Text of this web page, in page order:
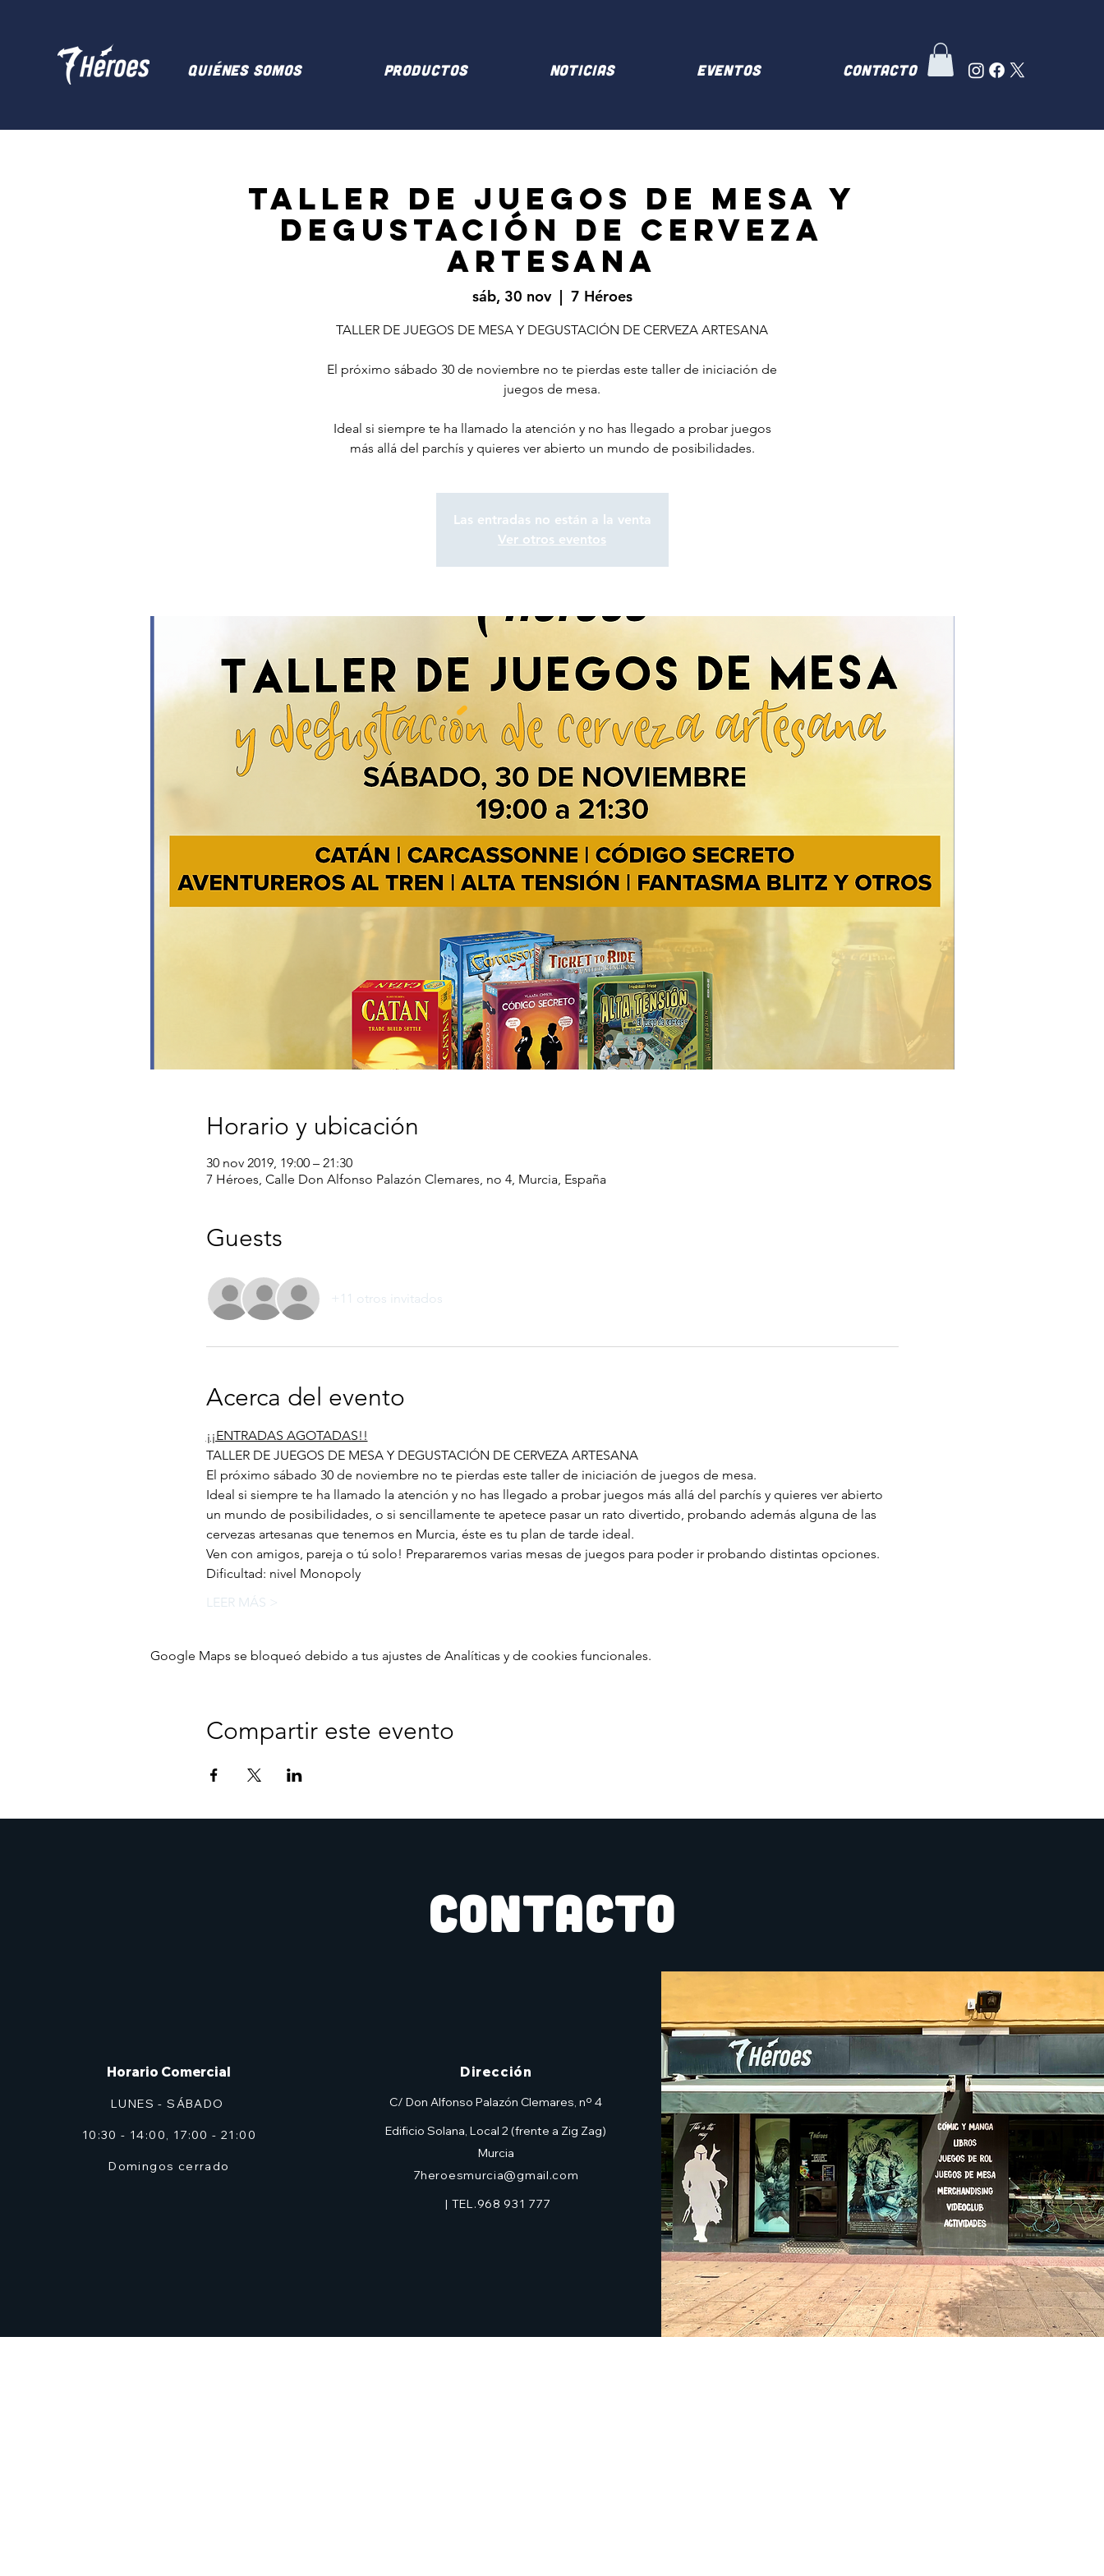
Quiénes somos PRODUCTOS NOTICIAS EVENTOS Contacto
TALLER DE JUEGOS DE MESA Y
DEGUSTACIÓN DE CERVEZA
ARTESANA
sáb, 30 nov
  |
7 Héroes
TALLER DE JUEGOS DE MESA Y DEGUSTACIÓN DE CERVEZA ARTESANA
El próximo sábado 30 de noviembre no te pierdas este taller de iniciación de
juegos de mesa.
Ideal si siempre te ha llamado la atención y no has llegado a probar juegos
más allá del parchís y quieres ver abierto un mundo de posibilidades.
Las entradas no están a la venta
Ver otros eventos
Horario y ubicación
30 nov 2019, 19:00 – 21:30
7 Héroes, Calle Don Alfonso Palazón Clemares, no 4, Murcia, España
Guests
+11 otros invitados
Acerca del evento
¡¡ENTRADAS AGOTADAS!!
TALLER DE JUEGOS DE MESA Y DEGUSTACIÓN DE CERVEZA ARTESANA
El próximo sábado 30 de noviembre no te pierdas este taller de iniciación de juegos de mesa.
Ideal si siempre te ha llamado la atención y no has llegado a probar juegos más allá del parchís y quieres ver abierto
un mundo de posibilidades, o si sencillamente te apetece pasar un rato divertido, probando además alguna de las
cervezas artesanas que tenemos en Murcia, éste es tu plan de tarde ideal.
Ven con amigos, pareja o tú solo! Prepararemos varias mesas de juegos para poder ir probando distintas opciones.
Dificultad: nivel Monopoly
LEER MÁS >
Google Maps se bloqueó debido a tus ajustes de Analíticas y de cookies funcionales.
Compartir este evento
CONTACTO
Horario Comercial
LUNES - SÁBADO
10:30 - 14:00, 17:00 - 21:00
Domingos cerrado
Dirección
C/ Don Alfonso Palazón Clemares, nº 4
Edificio Solana, Local 2 (frente a Zig Zag)
Murcia
7heroesmurcia@gmail.com
| TEL.968 931 777